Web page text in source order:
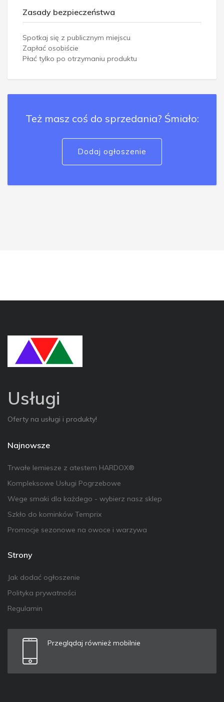
Zasady bezpieczeństwa
Spotkaj się z publicznym miejscu
Zapłać osobiście
Płać tylko po otrzymaniu produktu
Też masz coś do sprzedania? Śmiało:
Dodaj ogłoszenie
Usługi
Oferty na usługi i produkty!
Najnowsze
Trwałe lemiesze z atestem HARDOX®
Kompleksowe Usługi Pogrzebowe
Wege smaki dla każdego - wybierz nasz sklep
Szkło do kominków Temprix
Promocje sezonowe na owoce i warzywa
Strony
Jak dodać ogłoszenie
Polityka prywatności
Regulamin
Przeglądaj również mobilnie